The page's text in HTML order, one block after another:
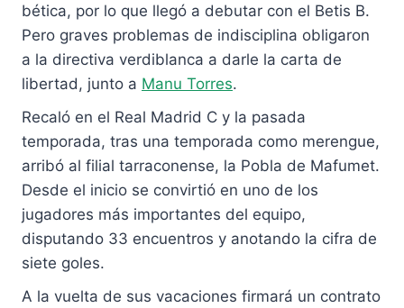
bética, por lo que llegó a debutar con el Betis B.
Pero graves problemas de indisciplina obligaron
a la directiva verdiblanca a darle la carta de
libertad, junto a Manu Torres.
Recaló en el Real Madrid C y la pasada
temporada, tras una temporada como merengue,
arribó al filial tarraconense, la Pobla de Mafumet.
Desde el inicio se convirtió en uno de los
jugadores más importantes del equipo,
disputando 33 encuentros y anotando la cifra de
siete goles.
A la vuelta de sus vacaciones firmará un contrato